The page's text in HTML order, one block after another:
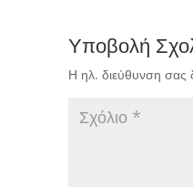
Υποβολή
Η ηλ. διεύθυνση σας